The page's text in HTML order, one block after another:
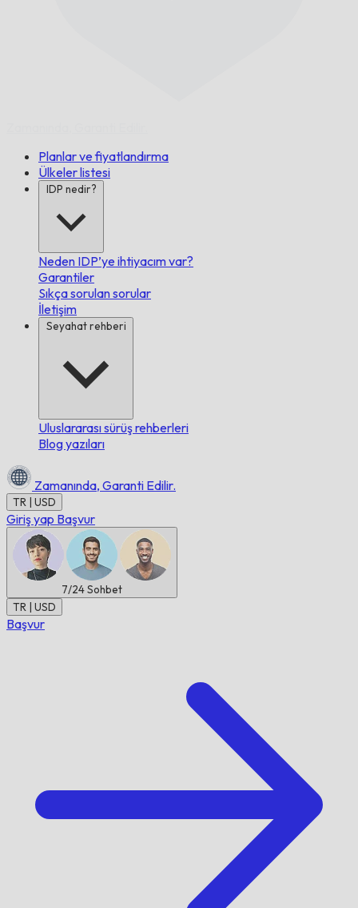
Planlar ve fiyatlandırma
Ülkeler listesi
IDP nedir?
Neden IDP’ye ihtiyacım var?
Garantiler
Sıkça sorulan sorular
İletişim
Seyahat rehberi
Uluslararası sürüş rehberleri
Blog yazıları
Zamanında, Garanti Edilir.
TR | USD
Giriş yap Başvur
7/24Sohbet
TR | USD
Başvur